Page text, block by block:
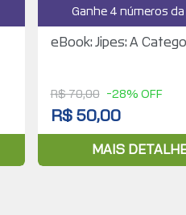
Ganhe 4 números
eBook: Jipes: A
R$ 70,00 -28% OFF
R$ 50,00
MAIS